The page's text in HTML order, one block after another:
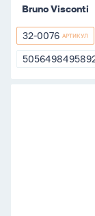
Bruno Visconti
32-
0076
32-0076 АРТИКУЛ